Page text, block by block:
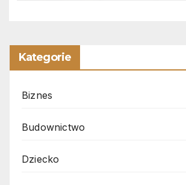
Kategorie
Biznes
Budownictwo
Dziecko